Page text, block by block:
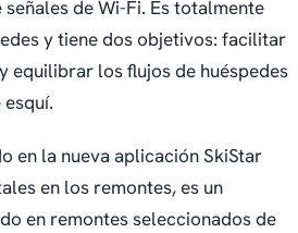
de Wi-Fi. Es totalmente
y tiene dos objetivos: facilitar
equilibrar los flujos de huéspedes
en la nueva aplicación SkiStar
en los remontes, es un
en remontes seleccionados de